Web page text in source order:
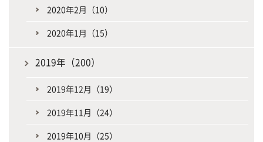
2020年2月（10）
2020年1月（15）
2019年（200）
2019年12月（19）
2019年11月（24）
2019年10月（25）